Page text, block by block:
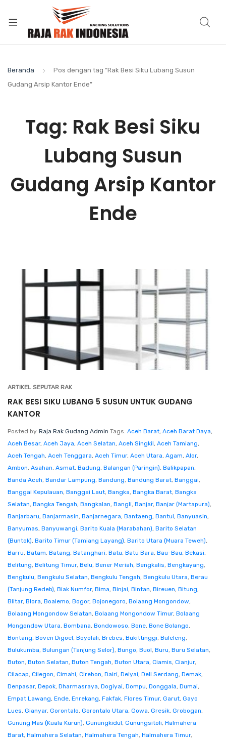
Beranda
Pos dengan tag “Rak Besi Siku Lubang Susun
Gudang Arsip Kantor Ende”
Tag: Rak Besi Siku
Lubang Susun
Gudang Arsip Kantor
Ende
ARTIKEL SEPUTAR RAK
RAK BESI SIKU LUBANG 5 SUSUN UNTUK GUDANG
KANTOR
Posted by Raja Rak Gudang Admin Tags: Aceh Barat, Aceh Barat Daya,
Aceh Besar, Aceh Jaya, Aceh Selatan, Aceh Singkil, Aceh Tamiang,
Aceh Tengah, Aceh Tenggara, Aceh Timur, Aceh Utara, Agam, Alor,
Ambon, Asahan, Asmat, Badung, Balangan (Paringin), Balikpapan,
Banda Aceh, Bandar Lampung, Bandung, Bandung Barat, Banggai,
Banggai Kepulauan, Banggai Laut, Bangka, Bangka Barat, Bangka
Selatan, Bangka Tengah, Bangkalan, Bangli, Banjar, Banjar (Martapura),
Banjarbaru, Banjarmasin, Banjarnegara, Bantaeng, Bantul, Banyuasin,
Banyumas, Banyuwangi, Barito Kuala (Marabahan), Barito Selatan
(Buntok), Barito Timur (Tamiang Layang), Barito Utara (Muara Teweh),
Barru, Batam, Batang, Batanghari, Batu, Batu Bara, Bau-Bau, Bekasi,
Belitung, Belitung Timur, Belu, Bener Meriah, Bengkalis, Bengkayang,
Bengkulu, Bengkulu Selatan, Bengkulu Tengah, Bengkulu Utara, Berau
(Tanjung Redeb), Biak Numfor, Bima, Binjai, Bintan, Bireuen, Bitung,
Blitar, Blora, Boalemo, Bogor, Bojonegoro, Bolaang Mongondow,
Bolaang Mongondow Selatan, Bolaang Mongondow Timur, Bolaang
Mongondow Utara, Bombana, Bondowoso, Bone, Bone Bolango,
Bontang, Boven Digoel, Boyolali, Brebes, Bukittinggi, Buleleng,
Bulukumba, Bulungan (Tanjung Selor), Bungo, Buol, Buru, Buru Selatan,
Buton, Buton Selatan, Buton Tengah, Buton Utara, Ciamis, Cianjur,
Cilacap, Cilegon, Cimahi, Cirebon, Dairi, Deiyai, Deli Serdang, Demak,
Denpasar, Depok, Dharmasraya, Dogiyai, Dompu, Donggala, Dumai,
Empat Lawang, Ende, Enrekang, Fakfak, Flores Timur, Garut, Gayo
Lues, Gianyar, Gorontalo, Gorontalo Utara, Gowa, Gresik, Grobogan,
Gunung Mas (Kuala Kurun), Gunungkidul, Gunungsitoli, Halmahera
Barat, Halmahera Selatan, Halmahera Tengah, Halmahera Timur,